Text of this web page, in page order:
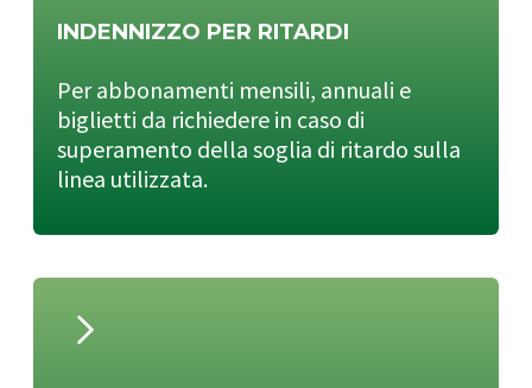
INDENNIZZO PER RITARDI
Per abbonamenti mensili, annuali e
biglietti da richiedere in caso di
superamento della soglia di ritardo sulla
linea utilizzata.